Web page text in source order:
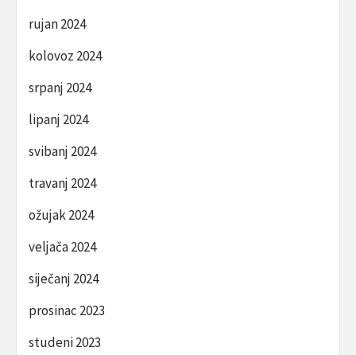
rujan 2024
kolovoz 2024
srpanj 2024
lipanj 2024
svibanj 2024
travanj 2024
ožujak 2024
veljača 2024
siječanj 2024
prosinac 2023
studeni 2023